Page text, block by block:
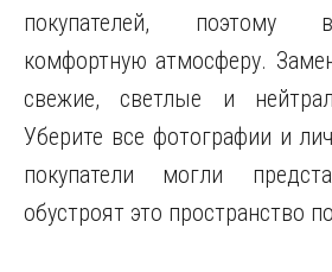
покупателей, поэтому
комфортную атмосферу.
свежие, светлые и
Уберите все фотографии и
покупатели могли
обустроят это пространство